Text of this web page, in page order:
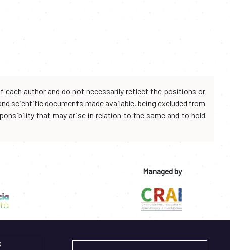
each author and do not necessarily reflect the positions or
scientific documents made available, being excluded from
that may arise in relation to the same and to hold
Managed by